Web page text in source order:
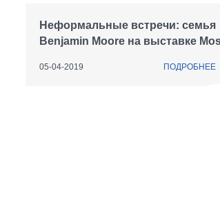
Неформальные встречи: семья
Benjamin Moore на выставке
05-04-2019 ПОДРОБНЕЕ